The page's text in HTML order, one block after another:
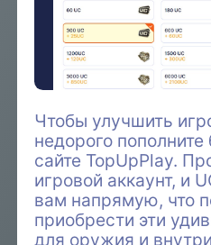
Чтобы улучшить
недорого пополните
сайте TopUpPlay.
игровой аккаунт, и
вам напрямую, что
приобрести эти
для оружия и